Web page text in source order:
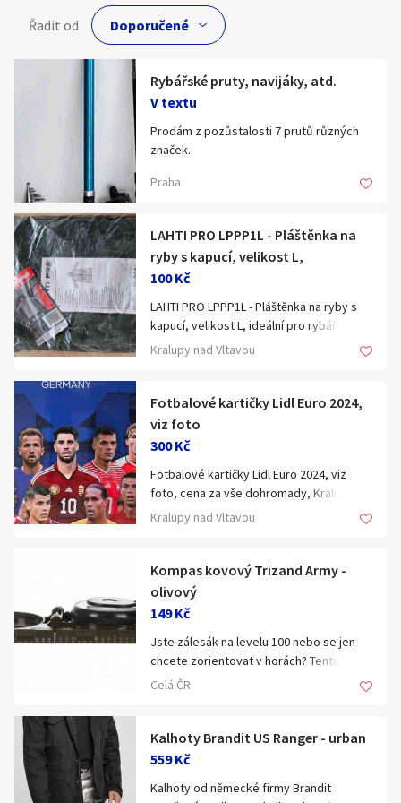
Řadit od
Rybářské pruty, navijáky, atd.
V textu
Prodám z pozůstalosti 7 prutů různých
značek.
větší navijáky 50-60 mm.
Nejlépe vše najednou. + Drobnosti.
Cena za vše k jednání cca 5000,-Kč.
Případně navrhněte pro Vás
akceptovatelnou cenu,
pokud bude zajímavá domluvíme se.
Praha
LAHTI PRO LPPP1L - Pláštěnka na
ryby s kapucí, velikost L,
100 Kč
LAHTI PRO LPPP1L - Pláštěnka na ryby s
kapucí, velikost L, ideální pro rybáře,
rybářská pláštěnka,vyzvednutí Kralupy,
Kralupy nad Vltavou
Fotbalové kartičky Lidl Euro 2024,
viz foto
300 Kč
Fotbalové kartičky Lidl Euro 2024, viz
foto, cena za vše dohromady, Kralupy.
Kralupy nad Vltavou
Kompas kovový Trizand Army -
olivový
149 Kč
Jste zálesák na levelu 100 nebo se jen
chcete zorientovat v horách? Tento
vojenský kompas vám pomůže snadno
zpracování pro náročné.
Celá ČR
Kalhoty Brandit US Ranger - urban
559 Kč
Kalhoty od německé firmy Brandit
Hledat v textu
Nabídka/poptávka